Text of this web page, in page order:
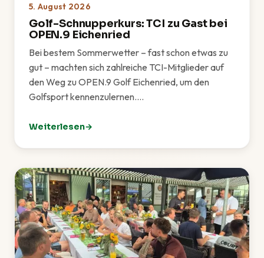
5. August 2026
Golf-Schnupperkurs: TCI zu Gast bei
OPEN.9 Eichenried
Bei bestem Sommerwetter – fast schon etwas zu
gut – machten sich zahlreiche TCI-Mitglieder auf
den Weg zu OPEN.9 Golf Eichenried, um den
Golfsport kennenzulernen.…
Weiterlesen
: Golf-Schnupperkurs: TCI zu Gast bei OPEN.9